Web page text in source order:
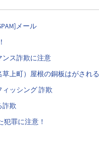
メール
ンス詐欺に注意
上町）屋根の銅板はがされる
ッシング 詐欺
詐欺
犯罪に注意！